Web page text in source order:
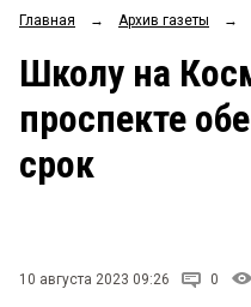
ОБЩЕСТВО
ЗАКОН
НОВОСТИ КОМПАНИЙ
Главная → Архив газеты →
Школу на
проспекте
срок
10 августа 2023 09:26 0